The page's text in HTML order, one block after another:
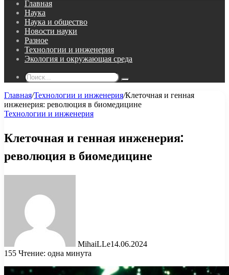
Главная
Наука
Наука и общество
Новости науки
Разное
Технологии и инженерия
Экология и окружающая среда
Поиск...
Главная/Технологии и инженерия/Клеточная и генная
инженерия: революция в биомедицине
Технологии и инженерия
Клеточная и генная инженерия:
революция в биомедицине
MihaiLLe14.06.2024
155 Чтение: одна минута